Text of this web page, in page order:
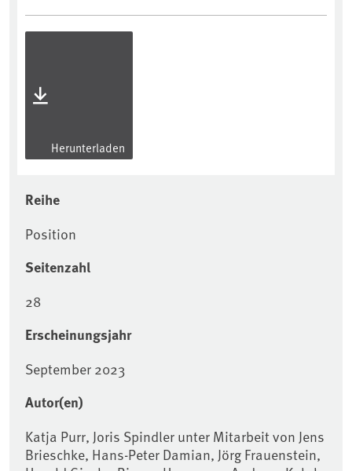
Herunterladen
Reihe
Position
Seitenzahl
28
Erscheinungsjahr
September 2023
Autor(en)
Katja Purr, Joris Spindler unter Mitarbeit von Jens
Brieschke, Hans-Peter Damian, Jörg Frauenstein,